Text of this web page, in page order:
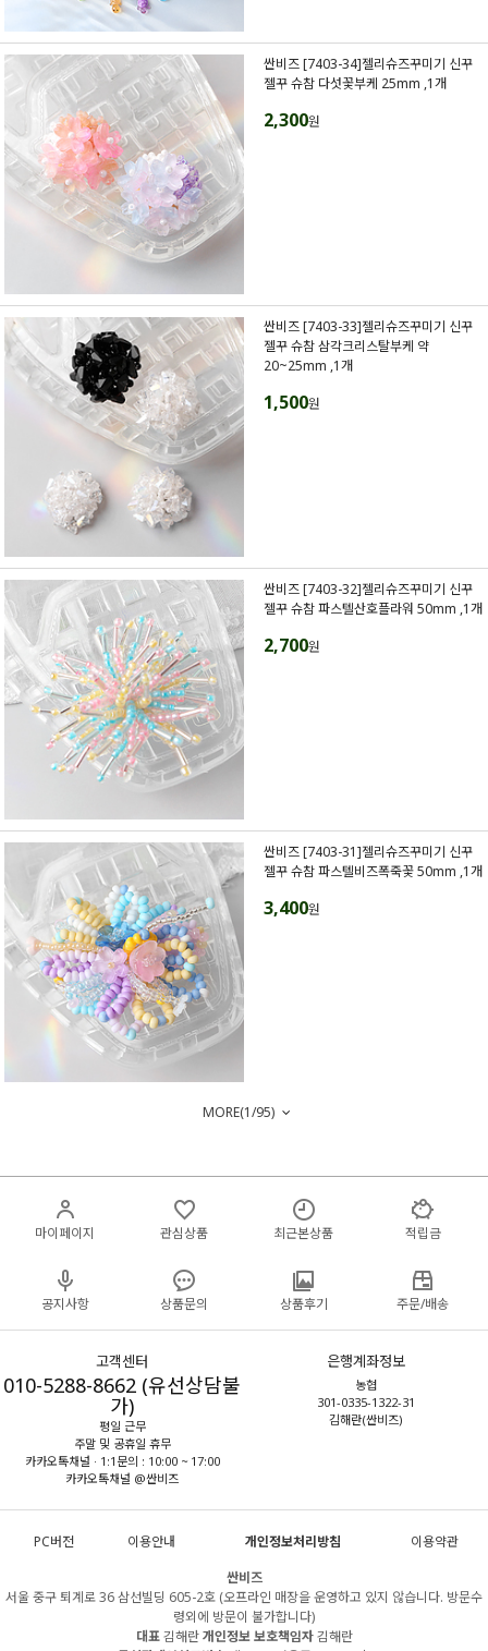
싼비즈 [7403-34]젤리슈즈꾸미기 신꾸
젤꾸 슈참 다섯꽃부케 25mm ,1개
2,300원
싼비즈 [7403-33]젤리슈즈꾸미기 신꾸
젤꾸 슈참 삼각크리스탈부케 약
20~25mm ,1개
1,500원
싼비즈 [7403-32]젤리슈즈꾸미기 신꾸
젤꾸 슈참 파스텔산호플라워 50mm ,1개
2,700원
싼비즈 [7403-31]젤리슈즈꾸미기 신꾸
젤꾸 슈참 파스텔비즈폭죽꽃 50mm ,1개
3,400원
MORE(1/95)
마이페이지 관심상품 최근본상품 적립금
공지사항 상품문의 상품후기 주문/배송
고객센터
010-5288-8662 (유선상담불
가)
평일 근무
주말 및 공휴일 휴무
카카오톡채널 · 1:1문의 : 10:00 ~ 17:00
카카오톡채널 @싼비즈
은행계좌정보
농협
301-0335-1322-31
김해란(싼비즈)
PC버전 이용안내 개인정보처리방침
이용약관
싼비즈
서울 중구 퇴계로 36 삼선빌딩 605-2호 (오프라인 매장을 운영하고 있지 않습니다. 방문수
령외에 방문이 불가합니다)
대표김해란개인정보 보호책임자김해란